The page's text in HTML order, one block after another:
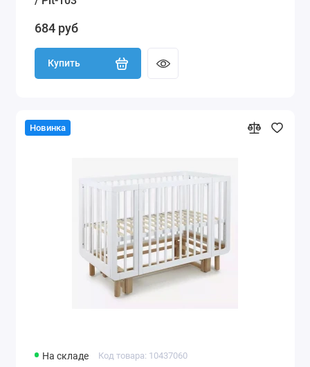
684 руб
Купить
Новинка
На складе Код товара: 10437060